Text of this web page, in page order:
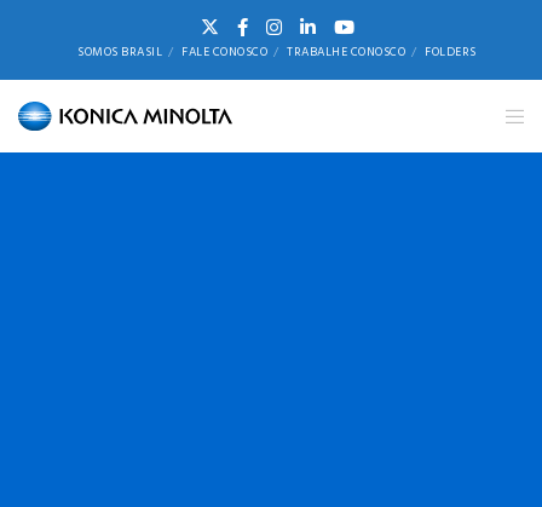
SOMOS BRASIL FALE CONOSCO TRABALHE CONOSCO FOLDERS